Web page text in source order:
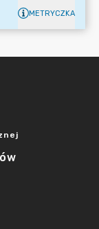
METRYCZKA